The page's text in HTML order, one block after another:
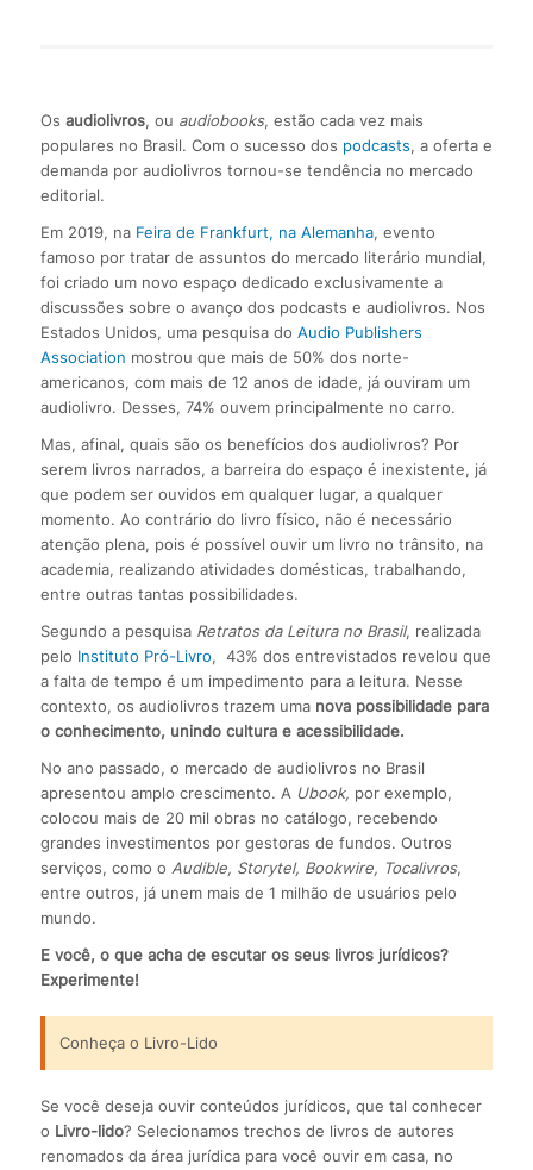
Os audiolivros, ou audiobooks, estão cada vez mais
populares no Brasil. Com o sucesso dos podcasts, a oferta e
demanda por audiolivros tornou-se tendência no mercado
editorial.
Em 2019, na Feira de Frankfurt, na Alemanha, evento
famoso por tratar de assuntos do mercado literário mundial,
foi criado um novo espaço dedicado exclusivamente a
discussões sobre o avanço dos podcasts e audiolivros. Nos
Estados Unidos, uma pesquisa do Audio Publishers
Association mostrou que mais de 50% dos norte-
americanos, com mais de 12 anos de idade, já ouviram um
audiolivro. Desses, 74% ouvem principalmente no carro.
Mas, afinal, quais são os benefícios dos audiolivros? Por
serem livros narrados, a barreira do espaço é inexistente, já
que podem ser ouvidos em qualquer lugar, a qualquer
momento. Ao contrário do livro físico, não é necessário
atenção plena, pois é possível ouvir um livro no trânsito, na
academia, realizando atividades domésticas, trabalhando,
entre outras tantas possibilidades.
Segundo a pesquisaRetratos da Leitura no Brasil, realizada
pelo Instituto Pró-Livro, 43% dos entrevistados revelou que
a falta de tempo é um impedimento para a leitura. Nesse
contexto, os audiolivros trazem uma nova possibilidade para
o conhecimento, unindo cultura e acessibilidade.
No ano passado, o mercado de audiolivros no Brasil
apresentou amplo crescimento. A Ubook, por exemplo,
colocou mais de 20 mil obras no catálogo, recebendo
grandes investimentos por gestoras de fundos. Outros
serviços, como o Audible, Storytel, Bookwire, Tocalivros,
entre outros, já unem mais de 1 milhão de usuários pelo
mundo.
E você, o que acha de escutar os seus livros jurídicos?
Experimente!
Conheça o Livro-Lido
Se você deseja ouvir conteúdos jurídicos, que tal conhecer
o Livro-lido? Selecionamos trechos de livros de autores
renomados da área jurídica para você ouvir em casa, no